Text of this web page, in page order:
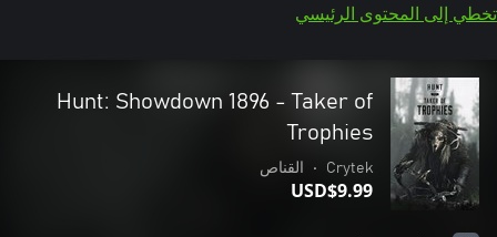
تخطي إلى المحتوى الرئيسي
Hunt: Showdown 1896 - Taker of
Trophies
Crytek
• القناص
USD$9.99